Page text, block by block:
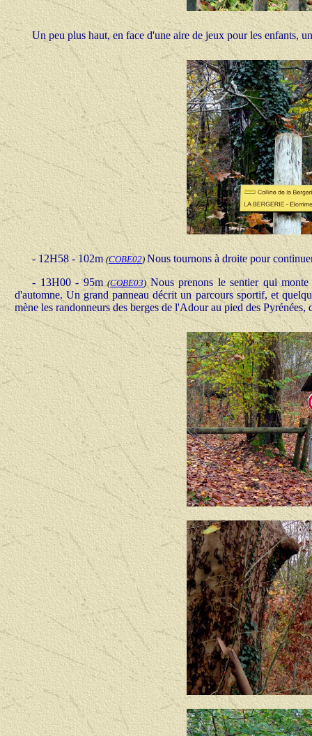
Un peu plus haut, en face d'une aire de jeux pour les enfants,
- 12H58 - 102m(COBE02) Nous tournons à droite pour
- 13H00 - 95m(COBE03) Nous prenons le sentier qui
d'automne. Un grand panneau décrit un parcours sportif, et
mène les randonneurs des berges de l'Adour au pied des